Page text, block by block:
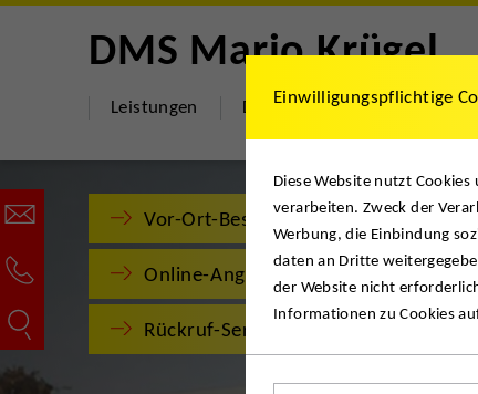
DMS Mario Krügel
Leistungen DMS Mario Krügel Hilfe
Vor-Ort-Besichtigung
Online-Angebot
Rückruf-Service
Einwilligungspflichtige
Diese Website nutzt
verarbeiten. Zweck der
Werbung, die Einbindung
daten an Dritte
der Website nicht
Informationen zu Cookies